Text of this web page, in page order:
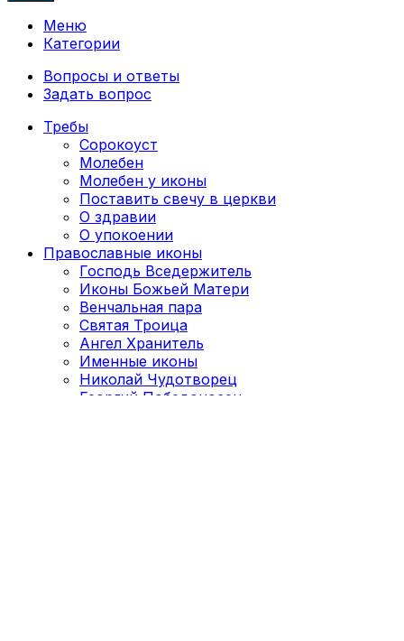
Меню
Категории
Вопросы и ответы
Задать вопрос
Требы
Сорокоуст
Молебен
Молебен у иконы
Поставить свечу в церкви
О здравии
О упокоении
Православные иконы
Господь Вседержитель
Иконы Божьей Матери
Венчальная пара
Святая Троица
Ангел Хранитель
Именные иконы
Николай Чудотворец
Георгий Победоносец